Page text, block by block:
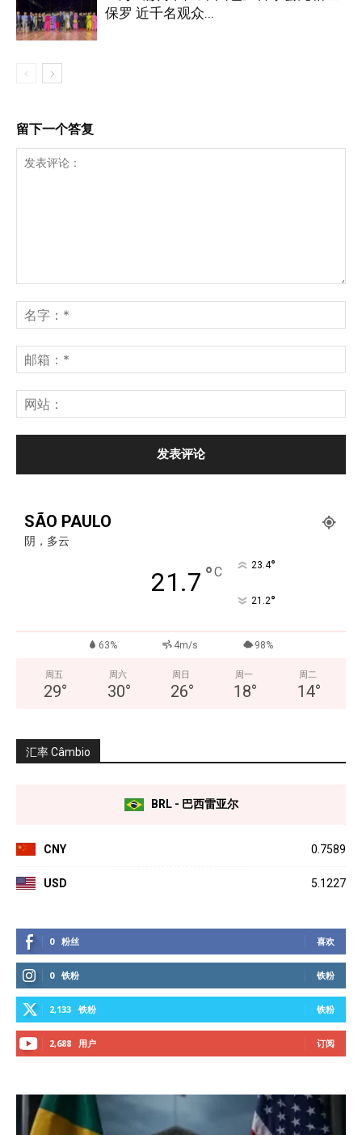
保罗 近千名观众...
留下一个答复
SÃO PAULO
阴，多云
21.7 °C 23.4°
21.2°
63% 4m/s 98%
周五
29°
周六
30°
周日
26°
周一
18°
周二
14°
汇率 Câmbio
BRL - 巴西雷亚尔
CNY 0.7589
USD 5.1227
0 粉丝 喜欢
0 铁粉 铁粉
2,133 铁粉 铁粉
2,688 用户 订阅